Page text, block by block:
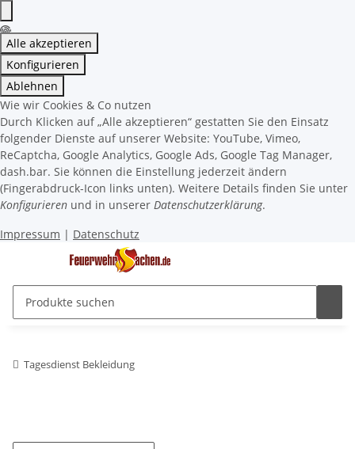
Alle akzeptieren
Konfigurieren
Ablehnen
Wie wir Cookies & Co nutzen
Durch Klicken auf „Alle akzeptieren“ gestatten Sie den Einsatz
folgender Dienste auf unserer Website: YouTube, Vimeo,
ReCaptcha, Google Analytics, Google Ads, Google Tag Manager,
dash.bar. Sie können die Einstellung jederzeit ändern
(Fingerabdruck-Icon links unten). Weitere Details finden Sie unter
Konfigurieren und in unserer Datenschutzerklärung.
Impressum | Datenschutz
Tagesdienst Bekleidung